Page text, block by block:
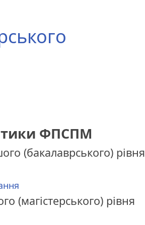
ФПСПМ
(бакалаврського) рівня
(магістерського) рівня